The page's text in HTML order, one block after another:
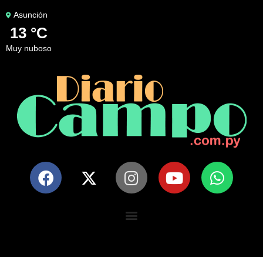
Asunción
13 °C
muy nuboso